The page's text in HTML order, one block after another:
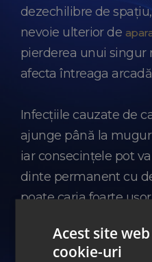
dezechilibre de
nevoie ulterior de
pierderea unui singur
afecta întreaga
Infecțiile cauzate de
ajunge până la
iar consecințele pot
dinte permanent cu
poate caria foarte
Acest site
cookie-uri